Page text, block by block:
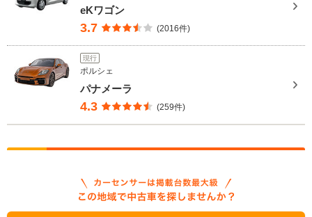
eKワゴン
3.7 (2016件)
現行
ポルシェ
パナメーラ
4.3 (259件)